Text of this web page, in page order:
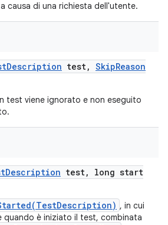
causa di una richiesta dell'utente.
Description test, SkipReason
test viene ignorato e non eseguito
Description test,
long start
, in cui
quando è iniziato il test, combinata